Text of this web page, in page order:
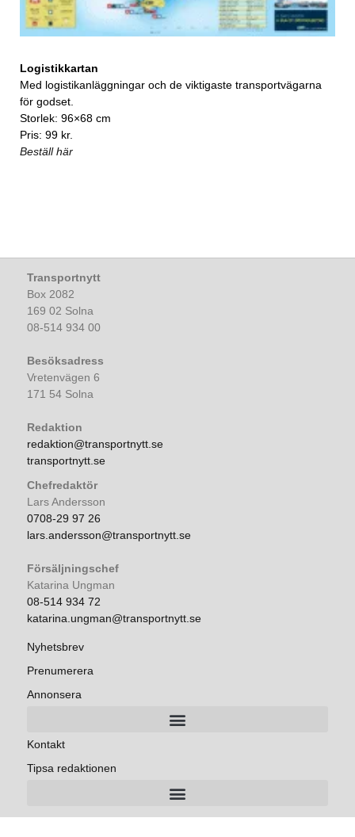
Logistikkartan
Med logistikanläggningar och de viktigaste transportvägarna
för godset.
Storlek: 96×68 cm
Pris: 99 kr.
Beställ här
Transportnytt
Box 2082
169 02 Solna
08-514 934 00
Besöksadress
Vretenvägen 6
171 54 Solna
Redaktion
redaktion@transportnytt.se
transportnytt.se
Chefredaktör
Lars Andersson
0708-29 97 26
lars.andersson@transportnytt.se
Försäljningschef
Katarina Ungman
08-514 934 72
katarina.ungman@transportnytt.se
Nyhetsbrev
Prenumerera
Annonsera
Kontakt
Tipsa redaktionen